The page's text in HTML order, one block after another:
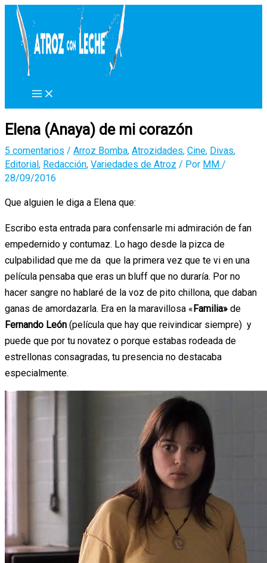
contenido
Elena (Anaya) de mi corazón
5 comentarios / Arroz Bomba, Atrozidades, Cine, Divas,
Editorial, Redacción, Variedades de Atroz / Por MM /
28/09/2016
Que alguien le diga a Elena que:
Escribo esta entrada para confensarle mi admiración de fan
empedernido y contumaz. Lo hago desde la pizca de
culpabilidad que me da que la primera vez que te vi en una
película pensaba que eras un bluff que no duraría. Por no
hacer sangre no hablaré de la voz de pito chillona, que daban
ganas de amordazarla. Era en la maravillosa «Familia» de
Fernando León (película que hay que reivindicar siempre) y
puede que por tu novatez o porque estabas rodeada de
estrellonas consagradas, tu presencia no destacaba
especialmente.